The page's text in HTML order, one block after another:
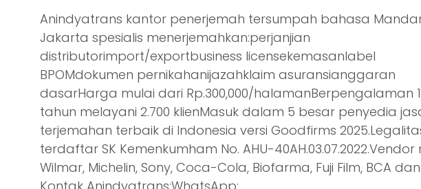
Anindyatrans kantor penerjemah tersumpah bahasa
Jakarta spesialis menerjemahkan:perjanjian
distributorimport/exportbusiness licensekemasanlabel
BPOMdokumen pernikahanijazahklaim asuransianggaran
dasarHarga mulai dari Rp.300,000/halamanBerpengalaman
tahun melayani 2.700 klienMasuk dalam 5 besar penyedia
terjemahan terbaik di Indonesia versi Goodfirms
terdaftar SK Kemenkumham No. AHU-40AH.03.07.2022.Vendor
Wilmar, Michelin, Sony, Coca-Cola, Biofarma, Fuji Film, BCA